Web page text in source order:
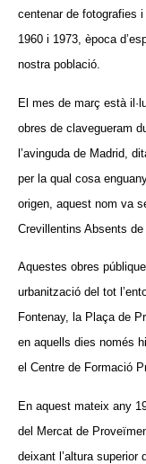
centenar de fotografies
1960 i 1973, època
nostra població.
El mes de març està
obres de clavegueram
l’avinguda de Madrid,
per la qual cosa
origen, aquest nom va
Crevillentins Absents
Aquestes obres
urbanització del tot
Fontenay, la Plaça de
en aquells dies només
el Centre de Formació
En aquest mateix any
del Mercat de
deixant l’altura superior